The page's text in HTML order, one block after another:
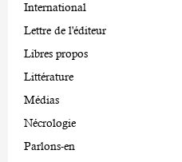
International
Lettre de l'éditeur
Libres propos
Littérature
Médias
Nécrologie
Parlons-en